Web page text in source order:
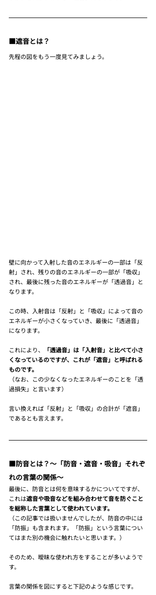
■遮音とは？
先程の図をもう一度見てみましょう。
壁に向かって入射した音のエネルギーの一部は「反
射」され、残りの音のエネルギーの一部が「吸収」
され、最後に残った音のエネルギーが「透過音」と
なります。
この時、入射音は「反射」と「吸収」によって音の
エネルギーが小さくなっていき、最後に「透過音」
になります。
これにより、
「透過音」は「入射音」と比べて小さ
くなっているのですが、これが「遮音」と呼ばれる
ものです。
（なお、この少なくなったエネルギーのことを「透
過損失」と言います）
言い換えれば「反射」と「吸収」の合計が「遮音」
であるとも言えます。
■防音とは？～「防音・遮音・吸音」それぞ
れの言葉の関係～
最後に、防音とは何を意味するかについてですが、
これは遮音や吸音などを組み合わせて音を防ぐこと
を総称した言葉として使われています。
（この記事では扱いませんでしたが、防音の中には
「防振」も含まれます。「防振」という言葉につい
てはまた別の機会に触れたいと思います。）
そのため、曖昧な使われ方をすることが多いようで
す。
言葉の関係を図にすると下記のような感じです。